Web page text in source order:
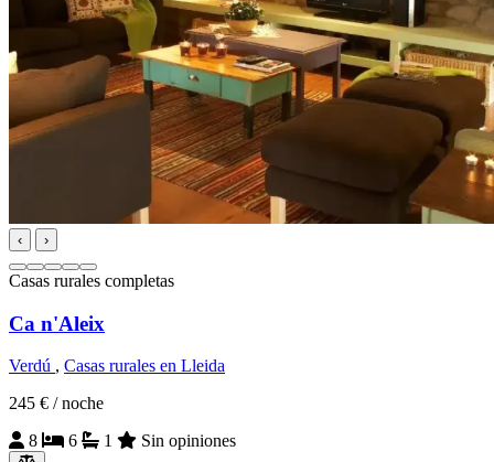
‹ ›
Casas rurales completas
Ca n'Aleix
Verdú , Casas rurales en Lleida
245 € / noche
8
6 1 Sin opiniones